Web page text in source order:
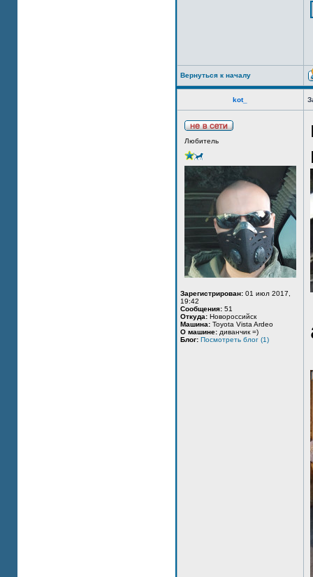
Вернуться к началу
kot_
Любитель
Зарегистрирован: 01 июл 2017,
19:42
Сообщения: 51
Откуда: Новороссийск
Машина: Toyota Vista Ardeo
О машине: диванчик =)
Блог: Посмотреть блог (1)